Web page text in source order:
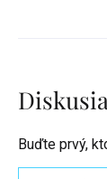
Buďte prvý,